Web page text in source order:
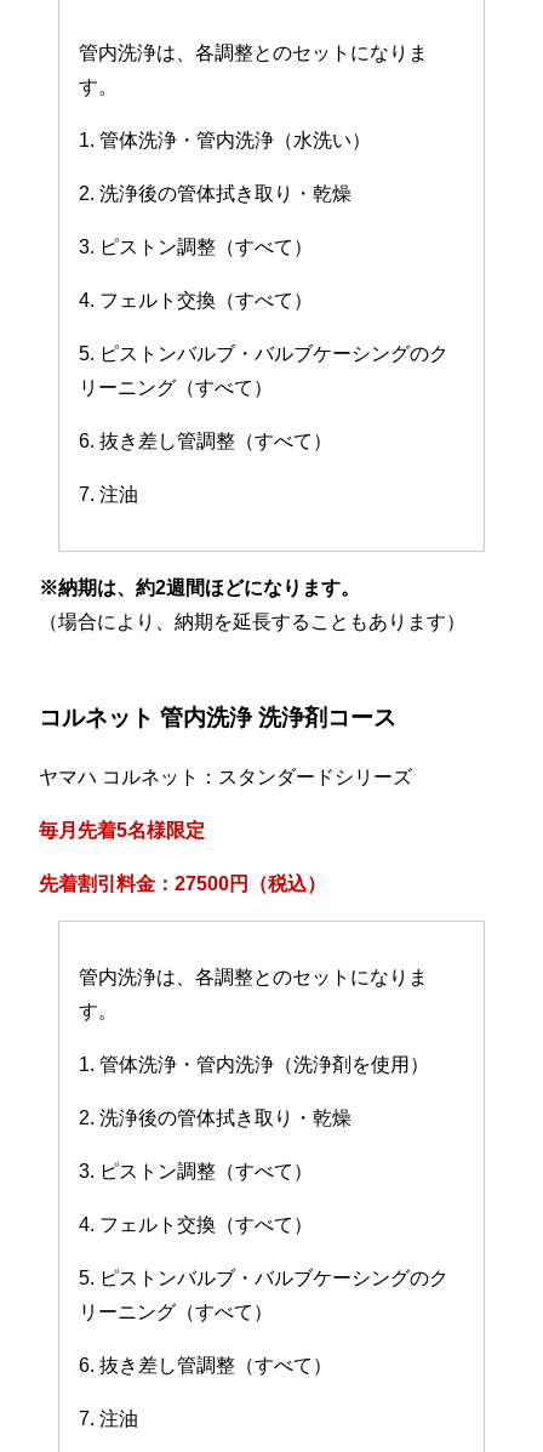
管内洗浄は、各調整とのセットになりま
す。
1. 管体洗浄・管内洗浄（水洗い）
2. 洗浄後の管体拭き取り・乾燥
3. ピストン調整（すべて）
4. フェルト交換（すべて）
5. ピストンバルブ・バルブケーシングのク
リーニング（すべて）
6. 抜き差し管調整（すべて）
7. 注油
※納期は、約2週間ほどになります。
（場合により、納期を延長することもあります）
コルネット 管内洗浄 洗浄剤コース
ヤマハ コルネット：スタンダードシリーズ
毎月先着5名様限定
先着割引料金：27500円（税込）
管内洗浄は、各調整とのセットになりま
す。
1. 管体洗浄・管内洗浄（洗浄剤を使用）
2. 洗浄後の管体拭き取り・乾燥
3. ピストン調整（すべて）
4. フェルト交換（すべて）
5. ピストンバルブ・バルブケーシングのク
リーニング（すべて）
6. 抜き差し管調整（すべて）
7. 注油